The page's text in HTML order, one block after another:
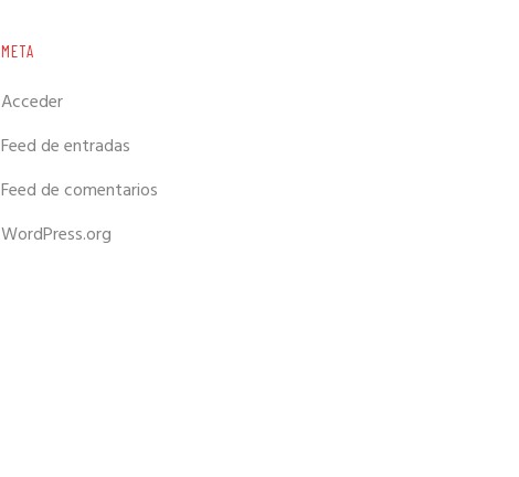
META
Acceder
Feed de entradas
Feed de comentarios
WordPress.org